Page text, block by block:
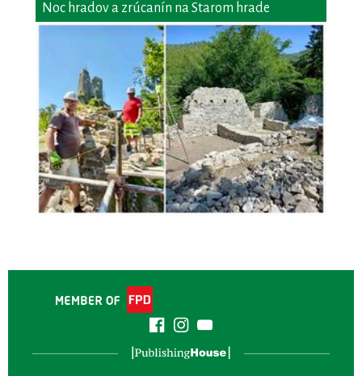
Noc hradov a zrúcanín na Starom hrade